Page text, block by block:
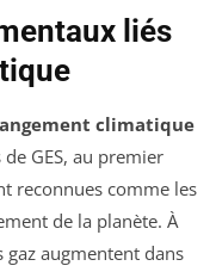
liés
climatique
GES, au premier
reconnues comme les
de la planète. À
gaz augmentent dans